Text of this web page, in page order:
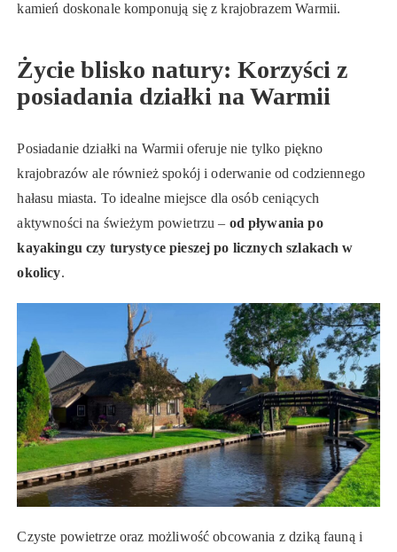
kamień doskonale komponują się z krajobrazem Warmii.
Życie blisko natury: Korzyści z
posiadania działki na Warmii
Posiadanie działki na Warmii oferuje nie tylko piękno
krajobrazów ale również spokój i oderwanie od codziennego
hałasu miasta. To idealne miejsce dla osób ceniących
aktywności na świeżym powietrzu – od pływania po
kayakingu czy turystyce pieszej po licznych szlakach w
okolicy.
Czyste powietrze oraz możliwość obcowania z dziką fauną i